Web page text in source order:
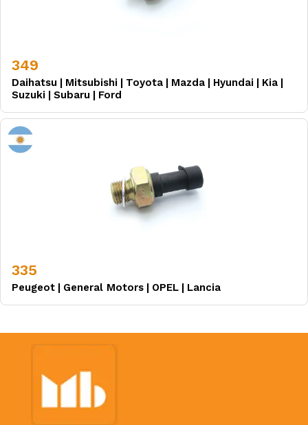
349
Daihatsu | Mitsubishi | Toyota | Mazda | Hyundai | Kia |
Suzuki | Subaru | Ford
335
Peugeot | General Motors | OPEL | Lancia